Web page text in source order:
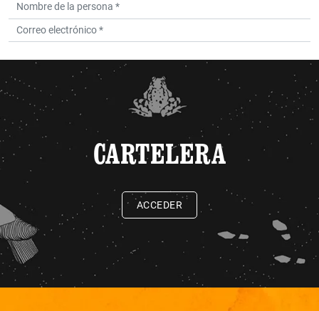
CARTELERA
ACCEDER